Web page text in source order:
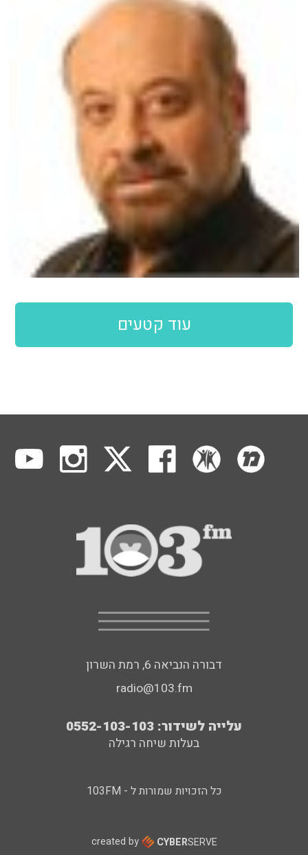
עוד קטעים
דבורה הנביאה 6, רמת השרון
radio@103.fm
עלייה לשידור: 0552-103-103
בעלות שיחה רגילה
כל הזכויות שמורות ל - 103FM
created by CYBERSERVE